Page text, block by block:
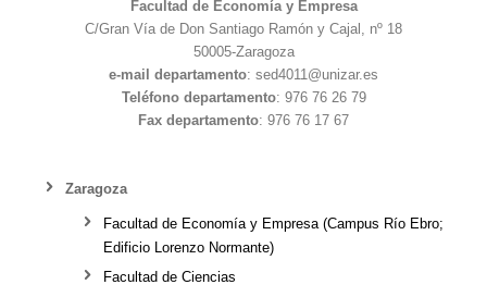
Facultad de Economía y Empresa
C/Gran Vía de Don Santiago Ramón y Cajal, nº 18
50005-Zaragoza
e-mail departamento: sed4011@unizar.es
Teléfono departamento: 976 76 26 79
Fax departamento: 976 76 17 67
Zaragoza
Facultad de Economía y Empresa (Campus Río Ebro;
Edificio Lorenzo Normante)
Facultad de Ciencias